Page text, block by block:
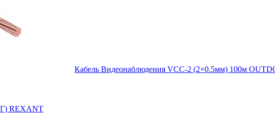
Кабель Видеонаблюдения VCC-2 (2×0.5мм) 100м
REXANT